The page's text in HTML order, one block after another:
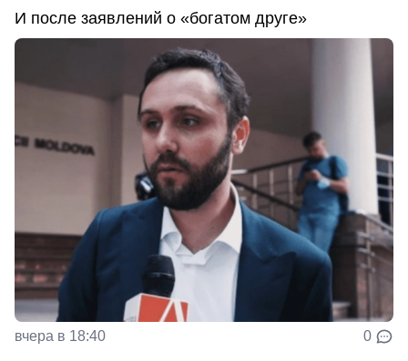
И после заявлений о «богатом друге»
вчера в 18:40 0